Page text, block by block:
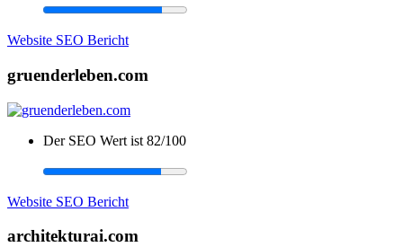
Website SEO Bericht
gruenderleben.com
Der SEO Wert ist 82/100
Website SEO Bericht
architekturai.com